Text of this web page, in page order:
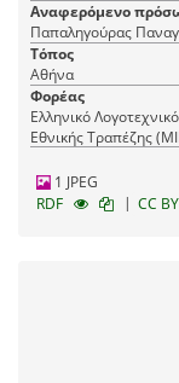
Ζαλοκώστα 7-9, Kourmpetis, Κ. -
ΑTh. (Greek Photo Agency) Athens, 6 Omirou Str., 7-9
22423
Αναφερόμενο
Παπαληγούρας
Τόπος
Αθήνα
Φορέας
Ελληνικό
Εθνικής Τραπέζης
1 JPEG
RDF
| CC